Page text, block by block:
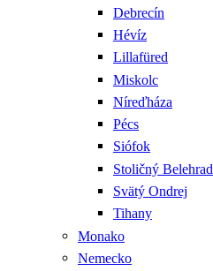
Debrecín
Hévíz
Lillafüred
Miskolc
Níreďháza
Pécs
Siófok
Stoličný Belehrad
Svätý Ondrej
Tihany
Monako
Nemecko